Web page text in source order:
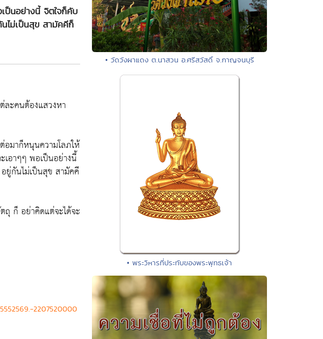
ป็นอย่างนี้ จิตใจก็คับ
ไม่เป็นสุข สามัคคีก็
ละคนต้องแสวงหา
อมาก็หนุนความโลภให้
อาๆๆ พอเป็นอย่างนี้
ยู่กันไม่เป็นสุข สามัคคี
ถุ ก็ อย่าคิดแต่จะได้จะ
2207520000
• วัดวังผาแดง ต.นาสวน อ.ศรีสวัสดิ์ จ.กาญจนบุรี
• พระวิหารที่ประทับของพระพุทธเจ้า